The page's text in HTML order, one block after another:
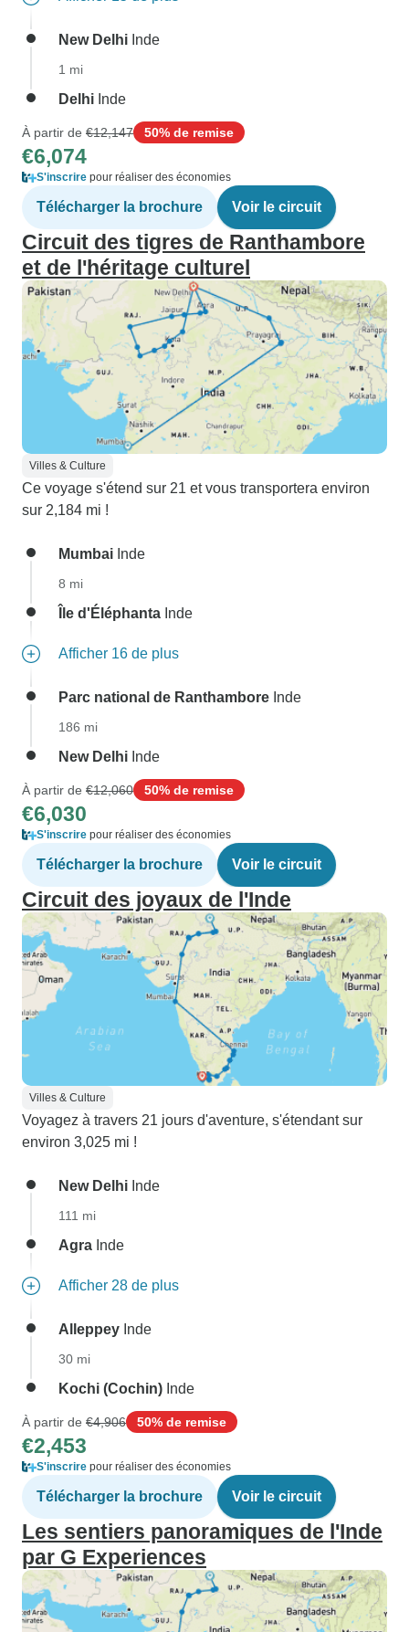
New Delhi Inde
1 mi
Delhi Inde
À partir de €12,147 50% de remise
€6,074
S'inscrire pour réaliser des économies
Télécharger la brochure Voir le circuit
Circuit des tigres de Ranthambore
et de l'héritage culturel
Villes & Culture
Ce voyage s'étend sur 21 et vous transportera environ
sur 2,184 mi !
Mumbai Inde
8 mi
Île d'Éléphanta Inde
Afficher 16 de plus
Parc national de Ranthambore Inde
186 mi
New Delhi Inde
À partir de €12,060 50% de remise
€6,030
S'inscrire pour réaliser des économies
Télécharger la brochure Voir le circuit
Circuit des joyaux de l'Inde
Villes & Culture
Voyagez à travers 21 jours d'aventure, s'étendant sur
environ 3,025 mi !
New Delhi Inde
111 mi
Agra Inde
Afficher 28 de plus
Alleppey Inde
30 mi
Kochi (Cochin) Inde
À partir de €4,906 50% de remise
€2,453
S'inscrire pour réaliser des économies
Télécharger la brochure Voir le circuit
Les sentiers panoramiques de l'Inde
par G Experiences